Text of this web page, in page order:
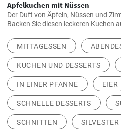
Apfelkuchen mit Nüssen
Der Duft von Äpfeln, Nüssen und
Backen Sie diesen leckeren Kuchen
MITTAGESSEN
KUCHEN UND DESSERTS
IN EINER PFANNE EIER
SCHNELLE DESSERTS
SCHNITTEN